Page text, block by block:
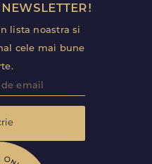
newsletter!
lista noastra si
cele mai bune